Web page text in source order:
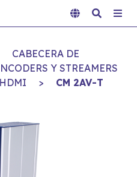
CABECERA DE
Y STREAMERS
> CM 2AV-T